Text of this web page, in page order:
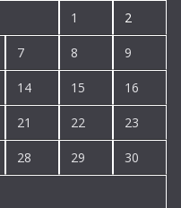
1 2
7 8 9
14 15 16
21 22 23
28 29 30